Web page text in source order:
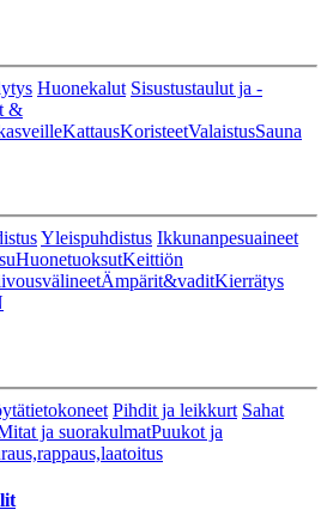
Huonekalut Sisustustaulut ja -
&
KattausKoristeetValaistusSauna
Yleispuhdistus Ikkunanpesuaineet
HuonetuoksutKeittiön
Ämpärit&vaditKierrätys
Pihdit ja leikkurt Sahat
ja suorakulmatPuukot ja